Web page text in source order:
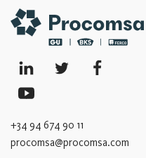
+34 94 674 90 11
procomsa@procomsa.com